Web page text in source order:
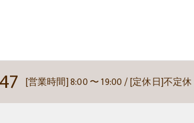
[営業時間] 8:00 〜 19:00 / [定休日]不定休